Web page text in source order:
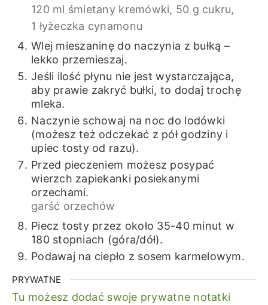
120 ml śmietany kremówki, 50 g cukru,
1 łyżeczka cynamonu
Wlej mieszaninę do naczynia z bułką –
lekko przemieszaj.
Jeśli ilość płynu nie jest wystarczająca,
aby prawie zakryć bułki, to dodaj trochę
mleka.
Naczynie schowaj na noc do lodówki
(możesz też odczekać z pół godziny i
upiec tosty od razu).
Przed pieczeniem możesz posypać
wierzch zapiekanki posiekanymi
orzechami.
garść orzechów
Piecz tosty przez około 35-40 minut w
180 stopniach (góra/dół).
Podawaj na ciepło z sosem karmelowym.
PRYWATNE
Tu możesz dodać swoje prywatne notatki